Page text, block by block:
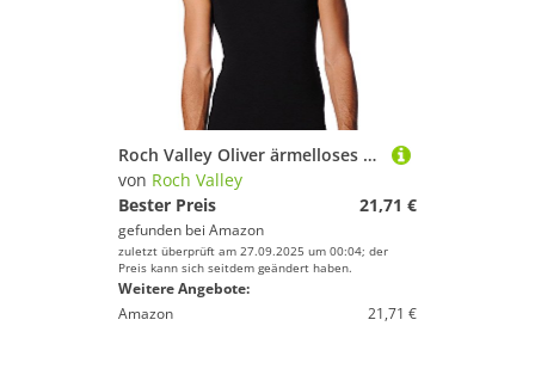
Roch Valley Oliver ärmelloses Tanztrikot für Jungen Schwarz Erwachsene S
von Roch Valley
Bester Preis
21,71 €
gefunden bei Amazon
zuletzt überprüft am 27.09.2025 um 00:04; der
Preis kann sich seitdem geändert haben.
Weitere Angebote:
Amazon
21,71 €